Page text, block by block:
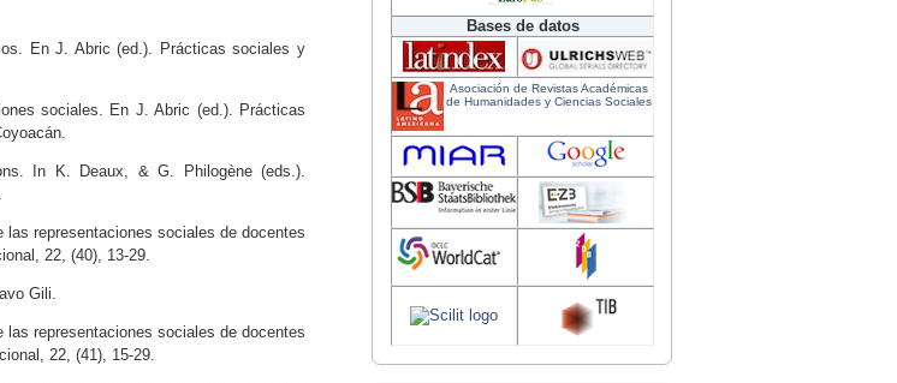
Bases de datos
Asociación de Revistas Académicas
de Humanidades y Ciencias Sociales
En J. Abric (ed.). Prácticas sociales y
sociales. En J. Abric (ed.). Prácticas
In K. Deaux, & G. Philogène (eds.).
representaciones sociales de docentes
22, (40), 13-29.
Gili.
representaciones sociales de docentes
22, (41), 15-29.